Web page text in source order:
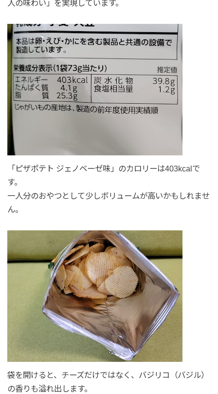
人の味わい」を実現しています。
「ピザポテト ジェノベーゼ味」のカロリーは403kcalで
す。
一人分のおやつとして少しボリュームが高いかもしれませ
ん。
袋を開けると、チーズだけではなく、バジリコ（バジル）
の香りも溢れ出します。